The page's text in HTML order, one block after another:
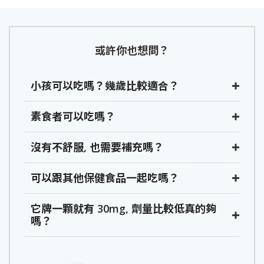
或許你也想問？
小孩可以吃嗎？幾歲比較適合？
素食者可以吃嗎？
沒有不舒服, 也需要補充嗎？
可以跟其他保健食品一起吃嗎？
它牌一顆就有 30mg, 劑量比較低真的夠
嗎？